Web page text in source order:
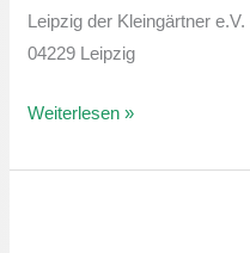
Leipzig der Kleingärtner
04229 Leipzig
Weiterlesen »